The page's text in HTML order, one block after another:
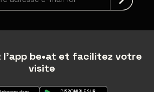
l'app be•at et facilitez votre
visite